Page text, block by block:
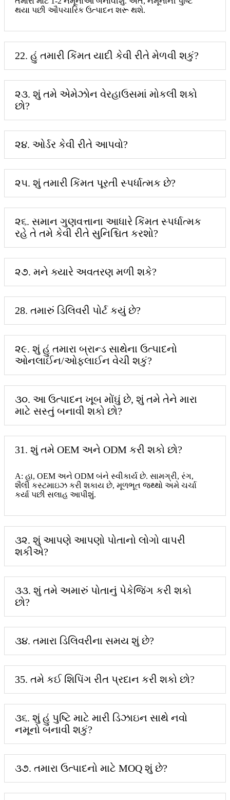
થયા પછી ઔપચારિક ઉત્પાદન શરૂ થશે.
22. હું તમારી કિંમત યાદી કેવી રીતે મેળવી શકું?
૨૩. શું તમે એમેઝોન વેરહાઉસમાં મોકલી શકો
છો?
૨૪. ઓર્ડર કેવી રીતે આપવો?
૨૫. શું તમારી કિંમત પૂરતી સ્પર્ધાત્મક છે?
૨૬. સમાન ગુણવત્તાના આધારે કિંમત સ્પર્ધાત્મક
રહે તે તમે કેવી રીતે સુનિશ્ચિત કરશો?
૨૭. મને ક્યારે અવતરણ મળી શકે?
28. તમારું ડિલિવરી પોર્ટ કયું છે?
૨૯. શું હું તમારા બ્રાન્ડ સાથેના ઉત્પાદનો
ઓનલાઈન/ઓફલાઈન વેચી શકું?
૩૦. આ ઉત્પાદન ખૂબ મોંઘું છે, શું તમે તેને મારા
માટે સસ્તું બનાવી શકો છો?
31. શું તમે OEM અને ODM કરી શકો છો?
A: હા, OEM અને ODM બંને સ્વીકાર્ય છે. સામગ્રી, રંગ,
શૈલી કસ્ટમાઇઝ કરી શકાય છે, મૂળભૂત જથ્થો અમે ચર્ચા
કર્યા પછી સલાહ આપીશું.
૩૨. શું આપણે આપણો પોતાનો લોગો વાપરી
શકીએ?
૩૩. શું તમે અમારું પોતાનું પેકેજિંગ કરી શકો
છો?
૩૪. તમારા ડિલિવરીના સમય શું છે?
35. તમે કઈ શિપિંગ રીત પ્રદાન કરી શકો છો?
૩૬. શું હું પુષ્ટિ માટે મારી ડિઝાઇન સાથે નવો
નમૂનો બનાવી શકું?
૩૭. તમારા ઉત્પાદનો માટે MOQ શું છે?